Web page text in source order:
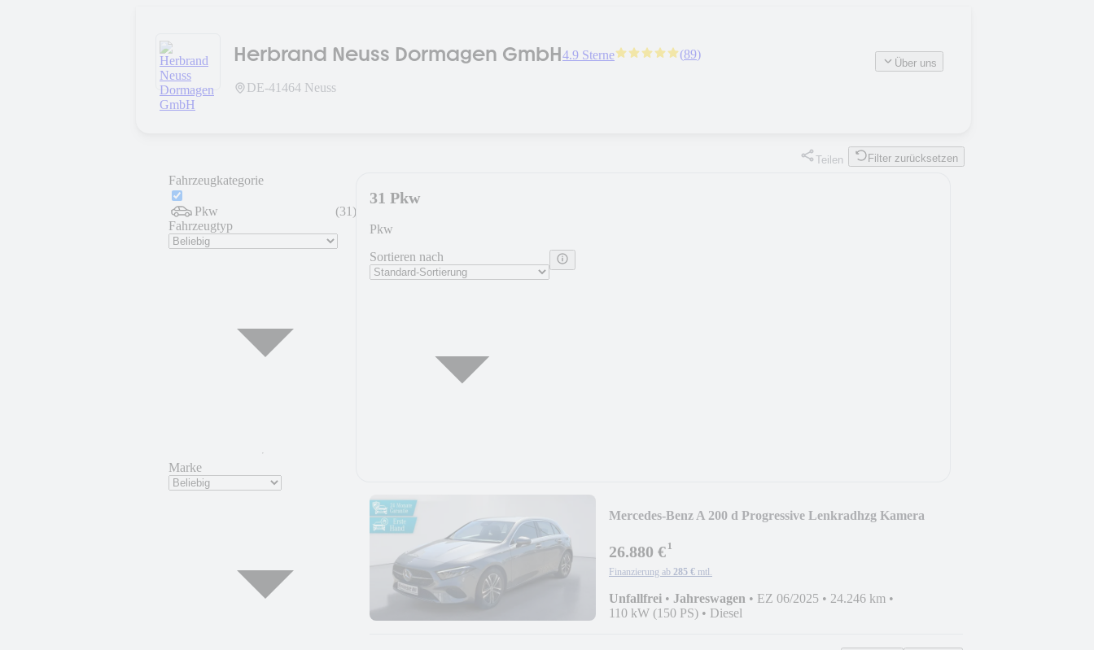
Herbrand Neuss Dormagen GmbH4.9 Sterne (89)
DE-41464 Neuss
Über uns
Teilen Filter zurücksetzen
Fahrzeugkategorie
Pkw (31)
Fahrzeugtyp
Marke
31 Pkw
Pkw
Sortieren nach
Mercedes-Benz A 200 d Progressive Lenkradhzg Kamera
26.880 €¹
Finanzierung ab 285 € mtl.
Unfallfrei • Jahreswagen • EZ 06/2025 • 24.246 km •
110 kW (150 PS) • Diesel